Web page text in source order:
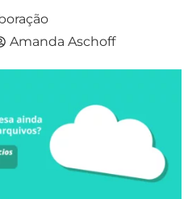
Amanda Aschoff